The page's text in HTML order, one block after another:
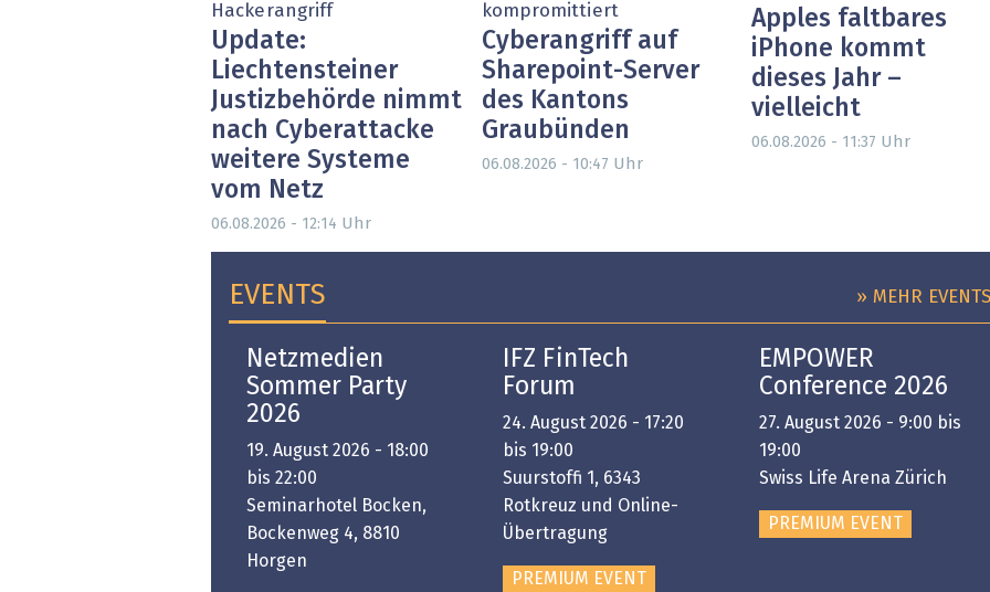
Hackerangriff
Update:
Liechtensteiner
Justizbehörde nimmt
nach Cyberattacke
weitere Systeme
vom Netz
06.08.2026 - 12:14 Uhr
kompromittiert
Cyberangriff auf
Sharepoint-Server
des Kantons
Graubünden
06.08.2026 - 10:47 Uhr
Apples faltbares
iPhone kommt
dieses Jahr –
vielleicht
06.08.2026 - 11:37 Uhr
EVENTS » MEHR EVENTS
Netzmedien
Sommer Party
2026
19. August 2026 - 18:00
bis 22:00
Seminarhotel Bocken,
Bockenweg 4, 8810
Horgen
IFZ FinTech
Forum
24. August 2026 - 17:20
bis 19:00
Suurstoffi 1, 6343
Rotkreuz und Online-
Übertragung
PREMIUM EVENT
EMPOWER
Conference 2026
27. August 2026 - 9:00 bis
19:00
Swiss Life Arena Zürich
PREMIUM EVENT